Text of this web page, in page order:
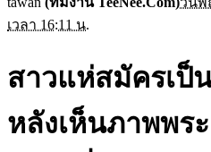
เวลา 16:11 น.
สาวแห่สมัครเป็
หลังเห็นภาพพร